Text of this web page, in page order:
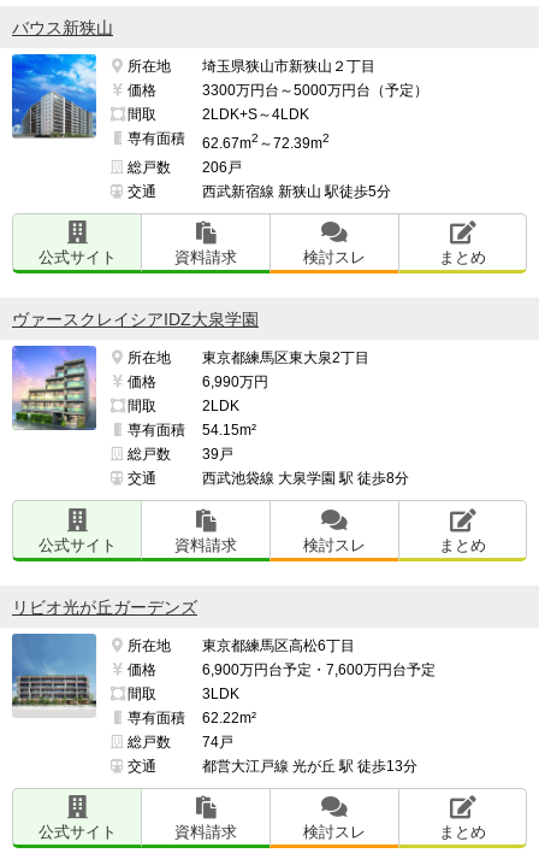
バウス新狭山
所在地
埼玉県狭山市新狭山２丁目
価格
3300万円台～5000万円台（予定）
間取
2LDK+S～4LDK
専有面積
62.67m2 ～72.39m2
総戸数
206戸
交通
西武新宿線 新狭山 駅徒歩5分
公式サイト 資料請求 検討スレ まとめ
ヴァースクレイシアIDZ大泉学園
所在地
東京都練馬区東大泉2丁目
価格
6,990万円
間取
2LDK
専有面積
54.15m²
総戸数
39戸
交通
西武池袋線 大泉学園 駅 徒歩8分
公式サイト 資料請求 検討スレ まとめ
リビオ光が丘ガーデンズ
所在地
東京都練馬区高松6丁目
価格
6,900万円台予定・7,600万円台予定
間取
3LDK
専有面積
62.22m²
総戸数
74戸
交通
都営大江戸線 光が丘 駅 徒歩13分
公式サイト 資料請求 検討スレ まとめ